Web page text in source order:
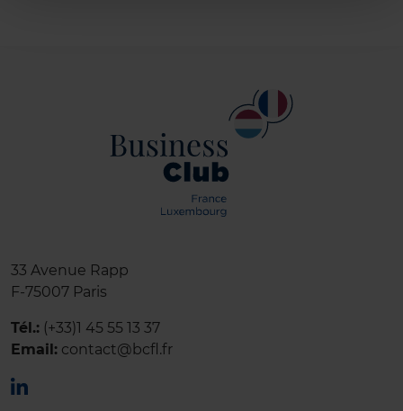
33 Avenue Rapp
F-75007 Paris
Tél.: (+33)1 45 55 13 37
Email: contact@bcfl.fr